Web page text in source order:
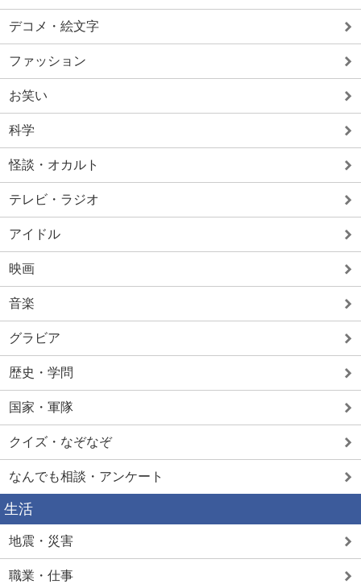
デコメ・絵文字
ファッション
お笑い
科学
怪談・オカルト
テレビ・ラジオ
アイドル
映画
音楽
グラビア
歴史・学問
国家・軍隊
クイズ・なぞなぞ
なんでも相談・アンケート
生活
地震・災害
職業・仕事